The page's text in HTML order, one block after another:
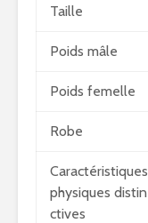
Taille
Poids mâle
Poids femelle
Robe
Caractéristiques
physiques distin
ctives